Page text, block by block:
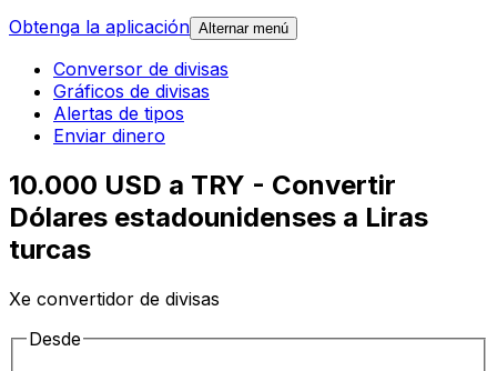
Obtenga la aplicación Alternar menú
Conversor de divisas
Gráficos de divisas
Alertas de tipos
Enviar dinero
10.000 USD a TRY - Convertir
Dólares estadounidenses a Liras
turcas
Xe convertidor de divisas
Desde